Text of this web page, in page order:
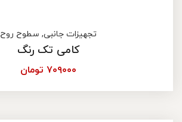
تجهیزات جانبی, سطوح روح
کامی تک رنگ
۷۰۹۰۰۰ تومان